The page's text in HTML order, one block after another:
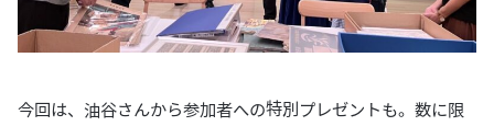
今回は、油谷さんから参加者への特別プレゼントも。数に限